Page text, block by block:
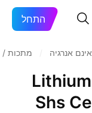
התחל
אנרגיה מתכות /
Shs